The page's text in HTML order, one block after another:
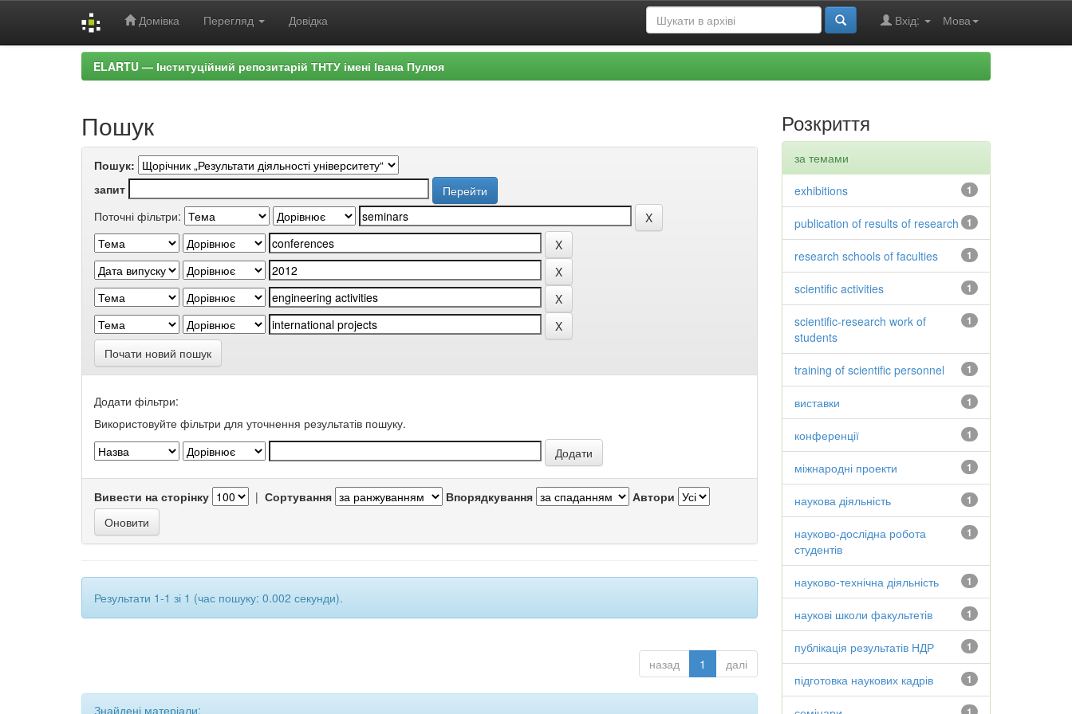
Домівка Перегляд Довідка Мова
Вхід:
ELARTU — Інституційний репозитарій ТНТУ імені Івана Пулюя
Пошук
Пошук:
запит
Поточні фільтри:
Почати новий пошук
Додати фільтри:
Використовуйте фільтри для уточнення результатів пошуку.
Вивести на сторінку | Сортування Впорядкування Автори
Результати 1-1 зі 1 (час пошуку: 0.002 секунди).
назад 1 далі
Знайдені матеріали:
Розкриття
за темами
1
exhibitions
1
publication of results of research
1
research schools of faculties
1
scientific activities
1
scientific-research work of
students
1
training of scientific personnel
1
виставки
1
конференції
1
міжнародні проекти
1
наукова діяльність
1
науково-дослідна робота
студентів
1
науково-технічна діяльність
1
наукові школи факультетів
1
публікація результатів НДР
1
підготовка наукових кадрів